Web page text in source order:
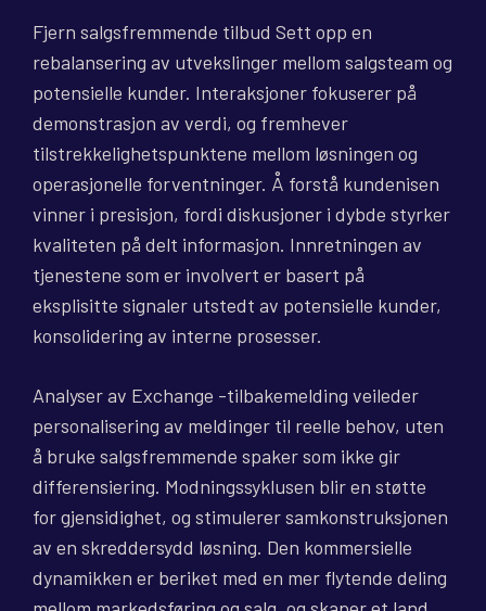
Fjern salgsfremmende tilbud Sett opp en
rebalansering av utvekslinger mellom salgsteam og
potensielle kunder. Interaksjoner fokuserer på
demonstrasjon av verdi, og fremhever
tilstrekkelighetspunktene mellom løsningen og
operasjonelle forventninger. Å forstå kundenisen
vinner i presisjon, fordi diskusjoner i dybde styrker
kvaliteten på delt informasjon. Innretningen av
tjenestene som er involvert er basert på
eksplisitte signaler utstedt av potensielle kunder,
konsolidering av interne prosesser.
Analyser av Exchange -tilbakemelding veileder
personalisering av meldinger til reelle behov, uten
å bruke salgsfremmende spaker som ikke gir
differensiering. Modningssyklusen blir en støtte
for gjensidighet, og stimulerer samkonstruksjonen
av en skreddersydd løsning. Den kommersielle
dynamikken er beriket med en mer flytende deling